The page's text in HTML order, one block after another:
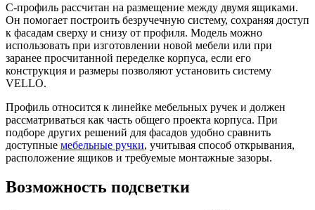
C-профиль рассчитан на размещение между двумя ящиками.
Он помогает построить безручечную систему, сохраняя доступ
к фасадам сверху и снизу от профиля. Модель можно
использовать при изготовлении новой мебели или при
заранее просчитанной переделке корпуса, если его
конструкция и размеры позволяют установить систему
VELLO.
Профиль относится к линейке мебельных ручек и должен
рассматриваться как часть общего проекта корпуса. При
подборе других решений для фасадов удобно сравнить
доступные мебельные ручки, учитывая способ открывания,
расположение ящиков и требуемые монтажные зазоры.
Возможность подсветки